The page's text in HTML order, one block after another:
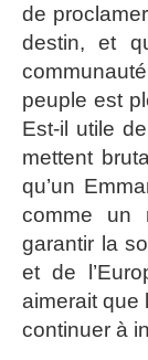
de
destin, et
peuple est
Est-il utile
mettent
qu’un
comme un
garantir la
et de
aimerait que
continuer à